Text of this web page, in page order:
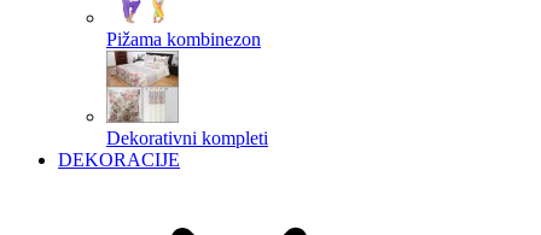
Pižama kombinezon
Dekorativni kompleti
DEKORACIJE